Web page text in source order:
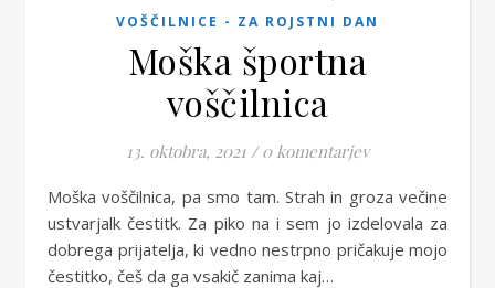
VOŠČILNICE - ZA ROJSTNI DAN
Moška športna
voščilnica
13. oktobra, 2021 / 0 komentarjev
Moška voščilnica, pa smo tam. Strah in groza večine
ustvarjalk čestitk. Za piko na i sem jo izdelovala za
dobrega prijatelja, ki vedno nestrpno pričakuje mojo
čestitko, češ da ga vsakič zanima kaj…